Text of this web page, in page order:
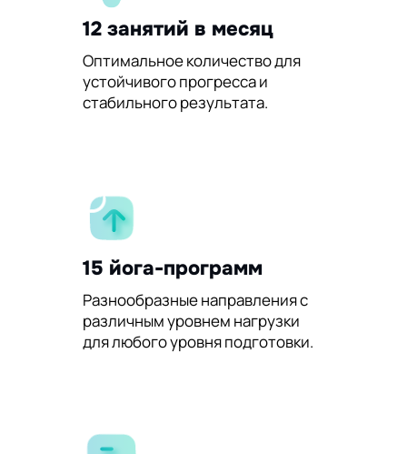
12 занятий в месяц
Оптимальное количество для
устойчивого прогресса и
стабильного результата.
15 йога-программ
Разнообразные направления с
различным уровнем нагрузки
для любого уровня подготовки.